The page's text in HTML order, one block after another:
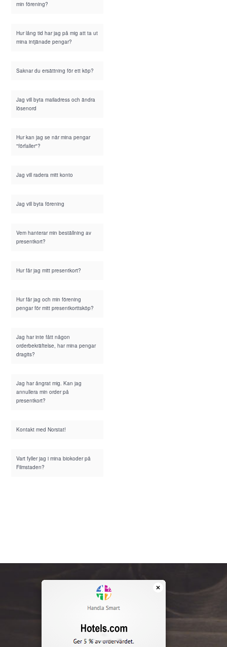
min förening?
Hur lång tid har jag på mig att ta ut
mina intjänade pengar?
Saknar du ersättning för ett köp?
Jag vill byta mailadress och ändra
lösenord
Hur kan jag se när mina pengar
"förfaller"?
Jag vill radera mitt konto
Jag vill byta förening
Vem hanterar min beställning av
presentkort?
Hur får jag mitt presentkort?
Hur får jag och min förening
pengar för mitt presentkorttsköp?
Jag har inte fått någon
orderbekräftelse, har mina pengar
dragits?
Jag har ångrat mig. Kan jag
annullera min order på
presentkort?
Kontakt med Norstat!
Vart fyller jag i mina biokoder på
Filmstaden?